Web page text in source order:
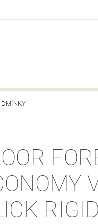
CLICK